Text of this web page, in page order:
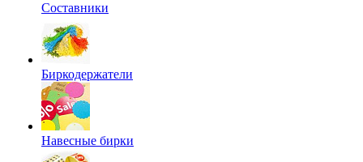
Составники
Биркодержатели
Навесные бирки